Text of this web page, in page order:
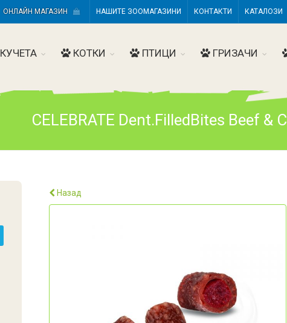
ОНЛАЙН МАГАЗИН НАШИТЕ ЗООМАГАЗИНИ КОНТАКТИ КАТАЛОЗИ
КУЧЕТА КОТКИ ПТИЦИ ГРИЗАЧИ
CELEBRATE Dent.FilledBites Beef &
Назад